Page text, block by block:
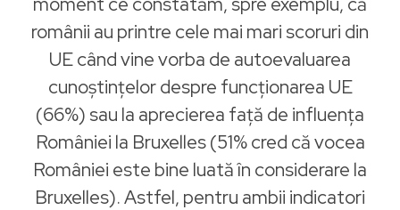
românii au printre cele mai mari scoruri din
UE când vine vorba de autoevaluarea
cunoștințelor despre funcționarea UE
(66%) sau la aprecierea faţă de influenţa
României la Bruxelles (51% cred că vocea
României este bine luată în considerare la
Bruxelles). Astfel, pentru ambii indicatori